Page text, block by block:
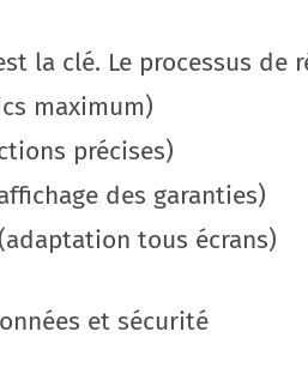
la clé. Le processus de
maximum)
précises)
des garanties)
tous écrans)
et sécurité